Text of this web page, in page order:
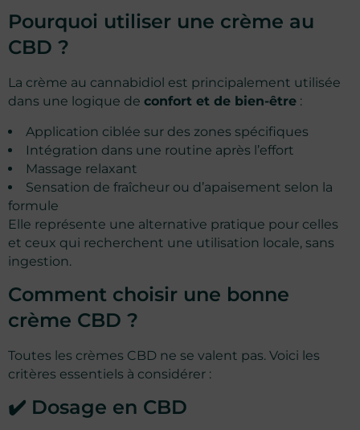
71 avis
Pourquoi utiliser une crème au
CBD ?
La crème au cannabidiol est principalement utilisée
dans une logique de confort et de bien-être :
Application ciblée sur des zones spécifiques
Intégration dans une routine après l’effort
Massage relaxant
Sensation de fraîcheur ou d’apaisement selon la
formule
Elle représente une alternative pratique pour celles
et ceux qui recherchent une utilisation locale, sans
ingestion.
Comment choisir une bonne
crème CBD ?
Toutes les crèmes CBD ne se valent pas. Voici les
critères essentiels à considérer :
✔️ Dosage en CBD